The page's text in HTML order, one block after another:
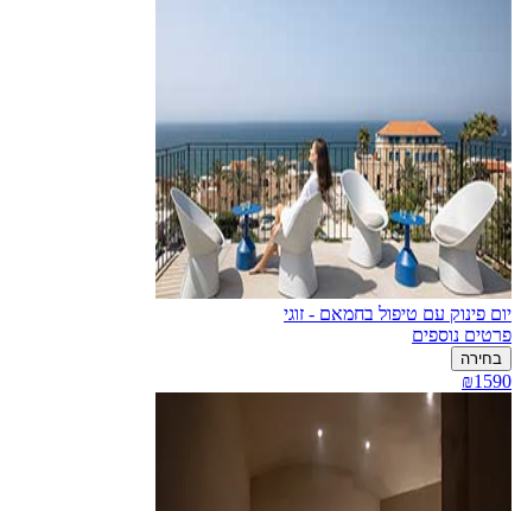
יום פינוק עם טיפול בחמאם - זוגי
פרטים נוספים
בחירה
₪1590